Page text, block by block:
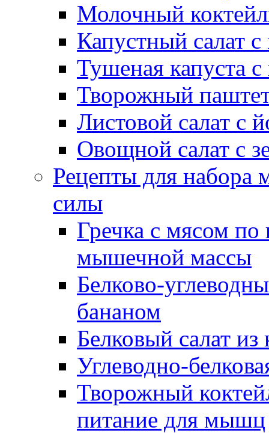
Молочный
Капустный салат
Тушеная капуста
Творожный
Листовой салат с
Овощной салат с
Рецепты для набора
силы
Гречка с мясом по
мышечной массы
Белково-
бананом
Белковый салат
Углеводно-
Творожный
питание для мышц